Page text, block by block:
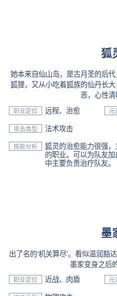
狐
她本来自仙山岛，是古月圣的后
狐狸，又从小吃着狐族的仙丹长
恶，心性清
职业定位 远程、治愈 元
攻击类型 法术攻击
技能分析
狐灵的治愈能力很强
的职业。可以为队友
中主要负责治疗队友。
墨
出了名的‘机关算尽’。看似温润豁
墨家变身之后
职业定位 近战、肉盾 元